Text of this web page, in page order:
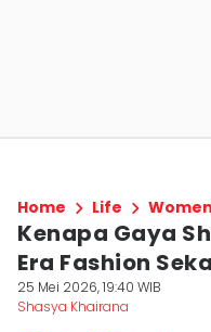
Home Life Women
Kenapa Gaya
Era Fashion
25 Mei 2026, 19:40 WIB
Shasya Khairana